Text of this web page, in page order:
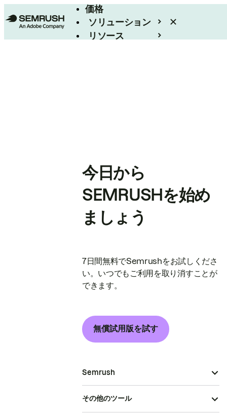
価格
ソリューション
リソース
今日から
SEMRUSHを始め
ましょう
7日間無料でSemrushをお試しくださ
い。いつでもご利用を取り消すことが
できます。
無償試用版を試す
Semrush
その他のツール